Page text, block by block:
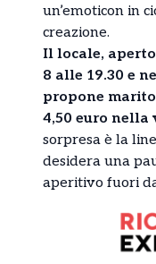
un’emoticon in
creazione.
Il locale,
8 alle 19.30 e
propone
4,50 euro nella
sorpresa è la
desidera una
aperitivo fuori